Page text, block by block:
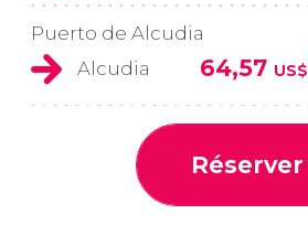
Puerto de Alcudia
Alcudia
64,57 US$
Réserver